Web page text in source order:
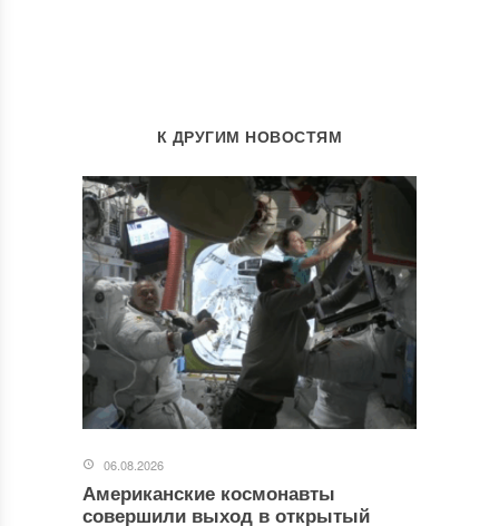
К ДРУГИМ НОВОСТЯМ
06.08.2026
Американские космонавты
совершили выход в открытый